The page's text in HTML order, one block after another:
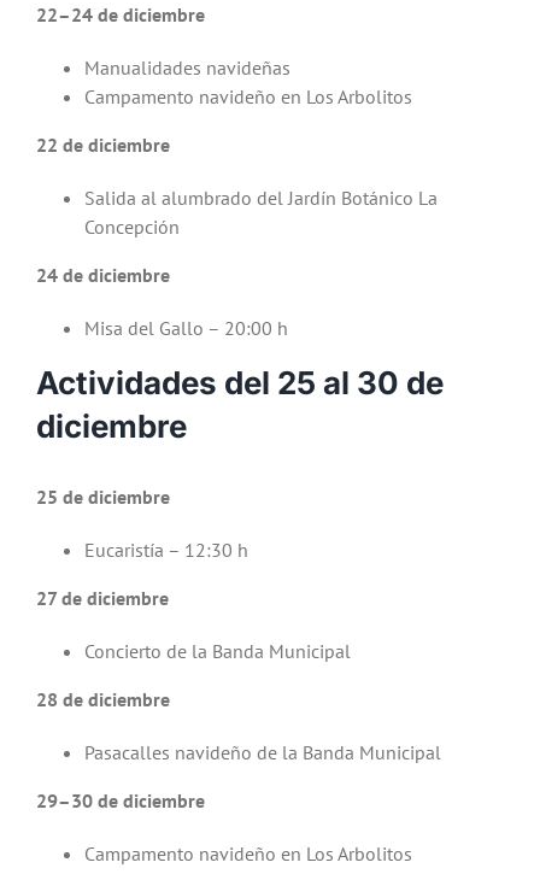
22–24 de diciembre
Manualidades navideñas
Campamento navideño en Los Arbolitos
22 de diciembre
Salida al alumbrado del Jardín Botánico La
Concepción
24 de diciembre
Misa del Gallo – 20:00 h
Actividades del 25 al 30 de
diciembre
25 de diciembre
Eucaristía – 12:30 h
27 de diciembre
Concierto de la Banda Municipal
28 de diciembre
Pasacalles navideño de la Banda Municipal
29–30 de diciembre
Campamento navideño en Los Arbolitos